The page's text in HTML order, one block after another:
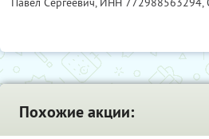
Похожие акции: